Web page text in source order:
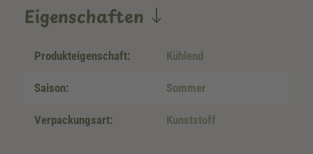
Eigenschaften
Produkteigenschaft: Kühlend
Saison: Sommer
Verpackungsart: Kunststoff